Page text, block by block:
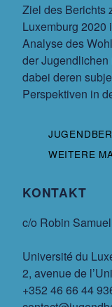
Ziel des Berichts
Luxemburg 2020
Analyse des
der
dabei deren
Perspektiven in
WEITERE
KONTAKT
c/o Robin Samuel
Université du
2, avenue de
+352 46 66 44